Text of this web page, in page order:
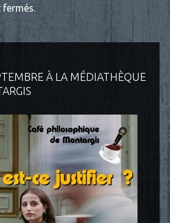
À LA MÉDIATHÈQUE
fermés.